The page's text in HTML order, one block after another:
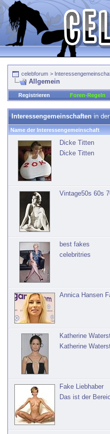
celebforum >
Allgemein
Registrieren Foren-Regeln
Interessengemeinschaftenin
Name der Interessengemeinschaft
Dicke Titten
Dicke Titten
Vintage50s 60s
best fakes
celebritries
Annica Hansen
Katherine
Katherine
Fake Liebhaber
Das ist der